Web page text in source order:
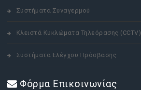
Συστήματα Συναγερμού
Κλειστά Κυκλώματα Τηλεόρασης (CCTV)
Συστήματα Ελέγχου Πρόσβασης
Φόρμα Επικοινωνίας